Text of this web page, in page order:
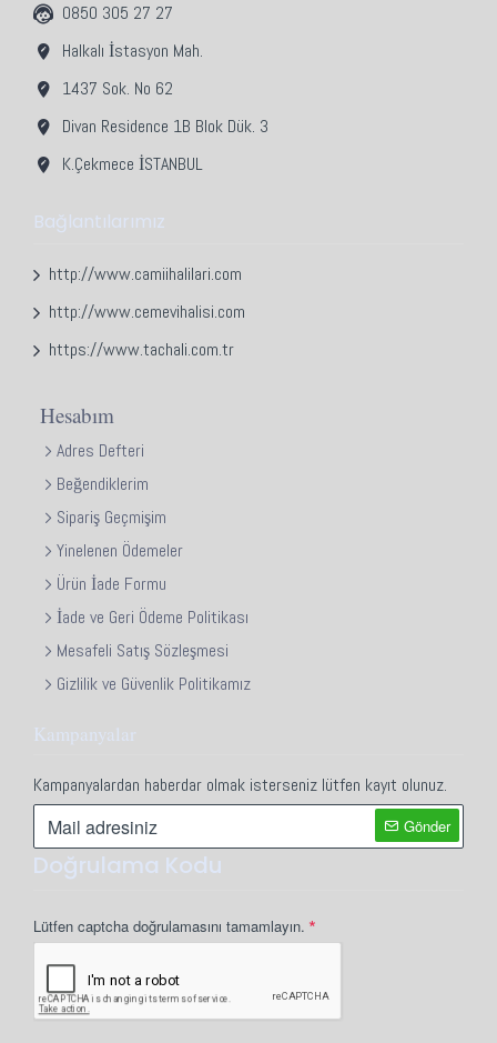
0850 305 27 27
Halkalı İstasyon Mah.
1437 Sok. No 62
Divan Residence 1B Blok Dük. 3
K.Çekmece İSTANBUL
Bağlantılarımız
http://www.camiihalilari.com
http://www.cemevihalisi.com
https://www.tachali.com.tr
Hesabım
Adres Defteri
Beğendiklerim
Sipariş Geçmişim
Yinelenen Ödemeler
Ürün İade Formu
İade ve Geri Ödeme Politikası
Mesafeli Satış Sözleşmesi
Gizlilik ve Güvenlik Politikamız
Kampanyalar
Kampanyalardan haberdar olmak isterseniz lütfen kayıt olunuz.
Gönder
Doğrulama Kodu
Lütfen captcha doğrulamasını tamamlayın.